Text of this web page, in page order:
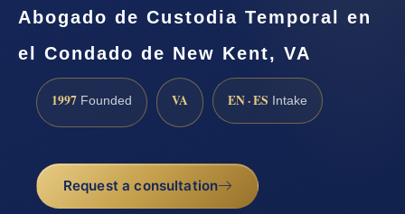
Abogado de Custodia Temporal en
el Condado de New Kent, VA
1997 Founded VA EN · ES Intake
Request a consultation